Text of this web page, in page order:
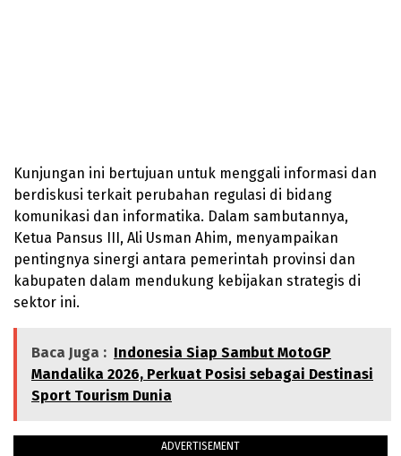
Kunjungan ini bertujuan untuk menggali informasi dan
berdiskusi terkait perubahan regulasi di bidang
komunikasi dan informatika. Dalam sambutannya,
Ketua Pansus III, Ali Usman Ahim, menyampaikan
pentingnya sinergi antara pemerintah provinsi dan
kabupaten dalam mendukung kebijakan strategis di
sektor ini.
Baca Juga : Indonesia Siap Sambut MotoGP
Mandalika 2026, Perkuat Posisi sebagai Destinasi
Sport Tourism Dunia
ADVERTISEMENT